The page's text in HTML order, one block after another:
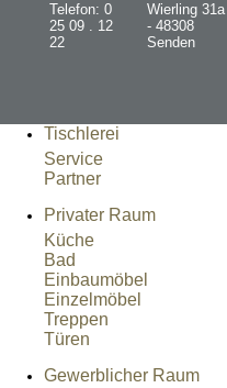
Telefon: 0
25 09 . 12
22
Wierling 31a
- 48308
Senden
Tischlerei
Service
Partner
Privater Raum
Küche
Bad
Einbaumöbel
Einzelmöbel
Treppen
Türen
Gewerblicher Raum